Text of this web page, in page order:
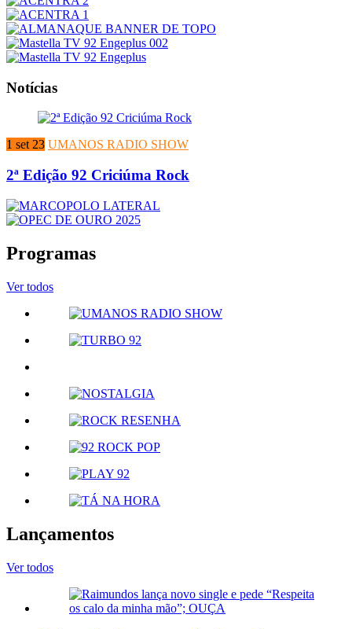
Notícias
1 set 23 UMANOS RADIO SHOW
2ª Edição 92 Criciúma Rock
Programas
Ver todos
Lançamentos
Ver todos